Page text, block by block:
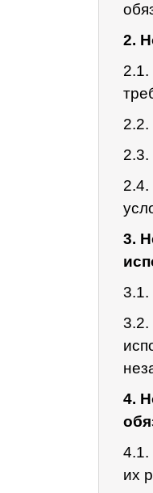
2.
2.1.
2.2.
2.3.
2.4.
3.
3.1.
3.2.
4.
4.1.
их